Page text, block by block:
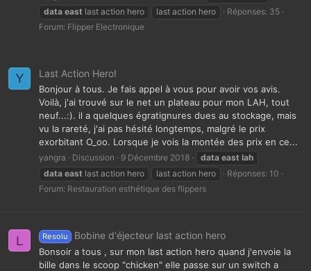
data east last action hero last action hero
Réponses: 35
Forum: Flipper Electronique
Y Last Action Hero!
Bonjour à tous. Je fais appel à vous pour avoir vos avis.
Voilà, j'ai trouvé sur le net un plateau pour mon LAH, tout
neuf...:). il a quelques égratignures dues au stockage, mais
vu la rareté, j'ai pas hésité longtemps, malgré le prix
exorbitant O_oo. Lorsque je vois la montée des prix en ce...
yangra Discussion 9 Décembre 2018 data east lah
data east last action hero last action hero
Réponses: 10
Forum: Restauration esthétique des flippers
L Resolu Bobine d'éjecteur last action hero
Bonsoir a tous , sur mon last action hero quand j'envoie la
bille dans le scoop "chicken" elle passe sur un switch a